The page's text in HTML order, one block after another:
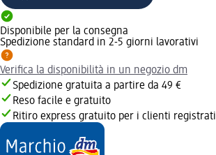
Disponibile per la consegna
Spedizione standard in 2-5 giorni lavorativi
Verifica la disponibilità in un negozio dm
Spedizione gratuita a partire da 49 €
Reso facile e gratuito
Ritiro express gratuito per i clienti registrati